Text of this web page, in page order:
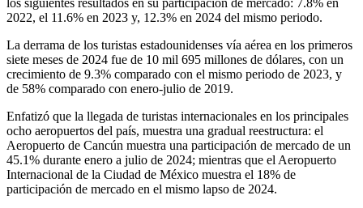
los siguientes resultados en su participación de mercado: 7.8% en
2022, el 11.6% en 2023 y, 12.3% en 2024 del mismo periodo.
La derrama de los turistas estadounidenses vía aérea en los primeros
siete meses de 2024 fue de 10 mil 695 millones de dólares, con un
crecimiento de 9.3% comparado con el mismo periodo de 2023, y
de 58% comparado con enero-julio de 2019.
Enfatizó que la llegada de turistas internacionales en los principales
ocho aeropuertos del país, muestra una gradual reestructura: el
Aeropuerto de Cancún muestra una participación de mercado de un
45.1% durante enero a julio de 2024; mientras que el Aeropuerto
Internacional de la Ciudad de México muestra el 18% de
participación de mercado en el mismo lapso de 2024.